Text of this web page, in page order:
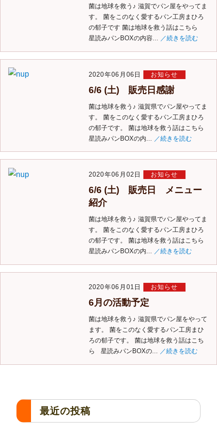
菌は地球を救う♪ 滋賀でパン屋をやってま
す。 菌をこのなく愛するパン工房まひろ
の郁子です 菌は地球を救う話はこちら
星読みパンBOXの内容... ／続きを読む
2020年06月06日 お知らせ
6/6 (土) 販売日感謝
菌は地球を救う♪ 滋賀県でパン屋やってま
す。 菌をこのなく愛するパン工房まひろ
の郁子です。 菌は地球を救う話はこちら
星読みパンBOXの内...
／続きを読む
2020年06月02日 お知らせ
6/6 (土) 販売日 メニュー
紹介
菌は地球を救う♪ 滋賀県でパン屋やってま
す。 菌をこのなく愛するパン工房まひろ
の郁子です。 菌は地球を救う話はこちら
星読みパンBOXの内...
／続きを読む
2020年06月01日 お知らせ
6月の活動予定
菌は地球を救う♪ 滋賀県でパン屋をやって
ます。 菌をこのなく愛するパン工房まひ
ろの郁子です。 菌は地球を救う話はこち
ら 星読みパンBOXの... ／続きを読む
最近の投稿